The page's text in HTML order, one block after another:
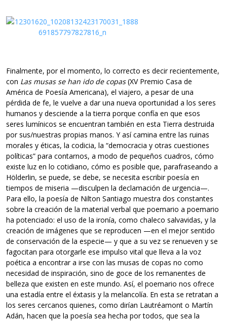
Finalmente, por el momento, lo correcto es decir recientemente,
con Las musas se han ido de copas(XV Premio Casa de
América de Poesía Americana), el viajero, a pesar de una
pérdida de fe, le vuelve a dar una nueva oportunidad a los seres
humanos y desciende a la tierra porque confía en que esos
seres lumínicos se encuentran también en esta Tierra destruida
por sus/nuestras propias manos. Y así camina entre las ruinas
morales y éticas, la codicia, la “democracia y otras cuestiones
políticas” para contarnos, a modo de pequeños cuadros, cómo
existe luz en lo cotidiano, cómo es posible que, parafraseando a
Hölderlin, se puede, se debe, se necesita escribir poesía en
tiempos de miseria —disculpen la declamación de urgencia—.
Para ello, la poesía de Nilton Santiago muestra dos constantes
sobre la creación de la material verbal que poemario a poemario
ha potenciado: el uso de la ironía, como chaleco salvavidas, y la
creación de imágenes que se reproducen —en el mejor sentido
de conservación de la especie— y que a su vez se renueven y se
fagocitan para otorgarle ese impulso vital que lleva a la voz
poética a encontrar a irse con las musas de copas no como
necesidad de inspiración, sino de goce de los remanentes de
belleza que existen en este mundo. Así, el poemario nos ofrece
una estadía entre el éxtasis y la melancolía. En esta se retratan a
los seres cercanos quienes, como dirían Lautréamont o Martín
Adán, hacen que la poesía sea hecha por todos, que sea la